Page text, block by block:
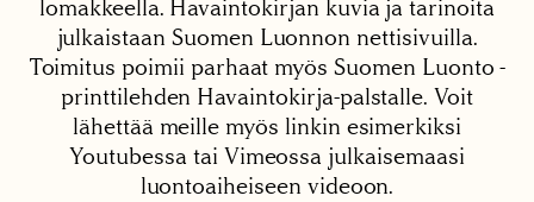
lomakkeella. Havaintokirjan kuvia ja tarinoita
julkaistaan Suomen Luonnon nettisivuilla.
Toimitus poimii parhaat myös Suomen Luonto -
printtilehden Havaintokirja-palstalle. Voit
lähettää meille myös linkin esimerkiksi
Youtubessa tai Vimeossa julkaisemaasi
luontoaiheiseen videoon.